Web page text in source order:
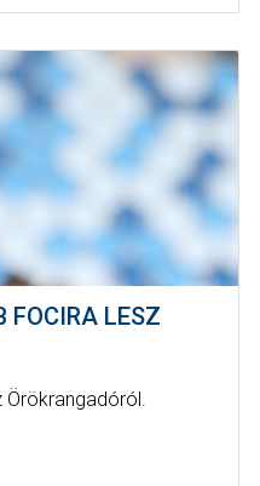
FOCIRA LESZ
Örökrangadóról.